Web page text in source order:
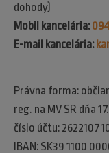
dohody)
Mobil kancelária:
E-mail kancelária:
Právna forma:
reg. na MV SR dňa
číslo účtu:
IBAN: SK39 1100